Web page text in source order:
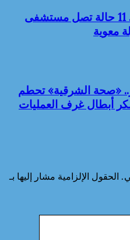
بعد حفل زفاف بكفر البطيخ.. 11 حالة تصل مستشفى
معوية
«صحة الشرقية» تحطم
أبطال غرف العمليات
الحقول الإلزامية مشار إليها بـ